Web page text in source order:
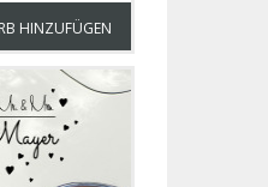
HINZUFÜGEN